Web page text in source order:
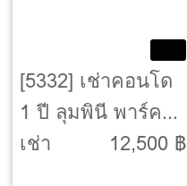
[5332] เช่าคอนโด
1 ปี ลุมพินี พาร์ค
ปิ่นเกล้า [Lumpini
เช่า
12,500 ฿